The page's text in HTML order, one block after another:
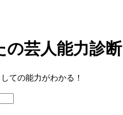
の芸人能力診断
ての能力がわかる！